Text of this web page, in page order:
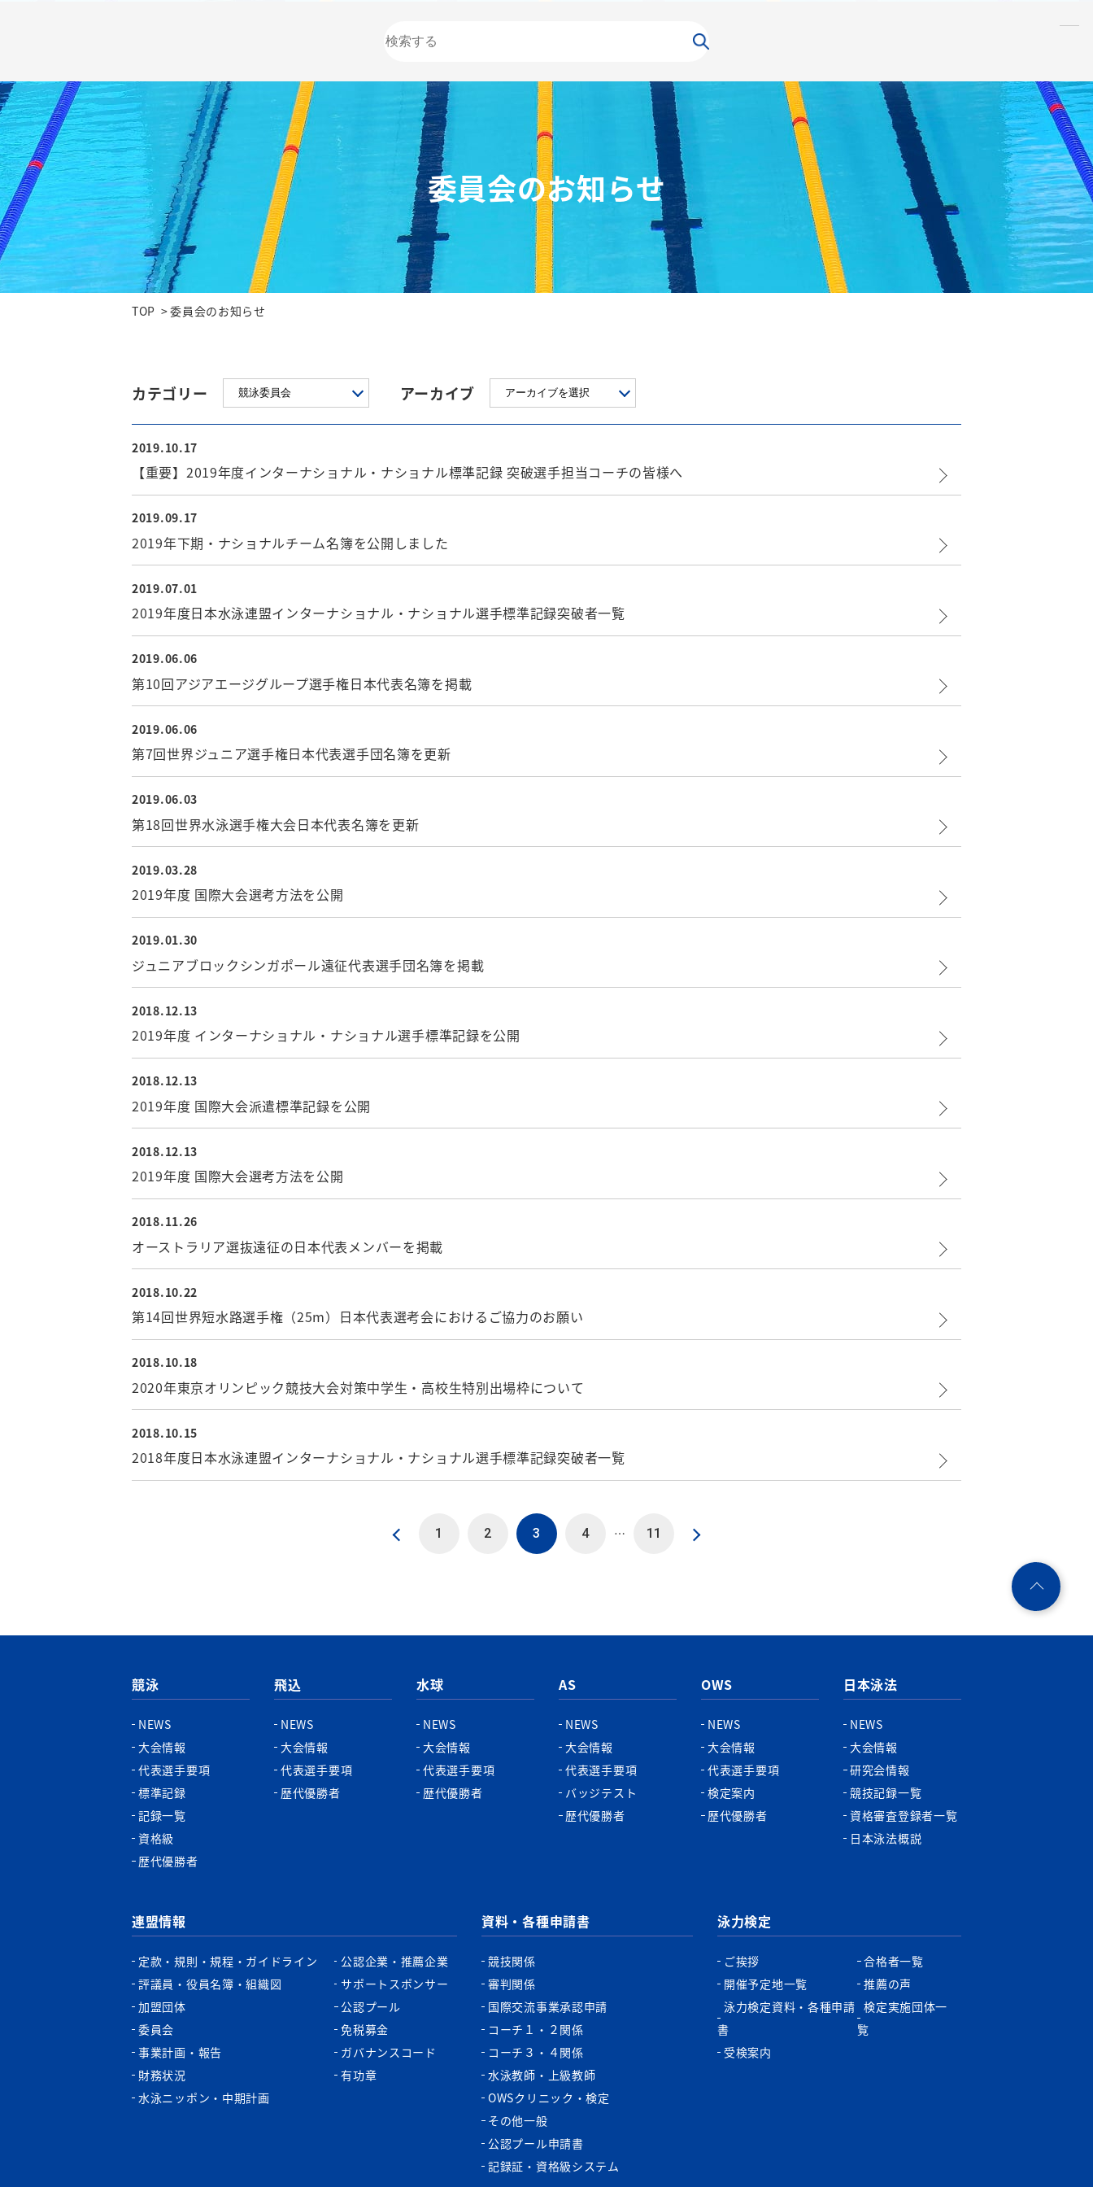
飛込
委員会のお知らせ
TOP 委員会のお知らせ
カテゴリー アーカイブ
2019.10.17
【重要】2019年度インターナショナル・ナショナル標準記録 突破選手担当コーチの皆様へ
2019.09.17
2019年下期・ナショナルチーム名簿を公開しました
2019.07.01
2019年度日本水泳連盟インターナショナル・ナショナル選手標準記録突破者一覧
2019.06.06
第10回アジアエージグループ選手権日本代表名簿を掲載
2019.06.06
第7回世界ジュニア選手権日本代表選手団名簿を更新
2019.06.03
第18回世界水泳選手権大会日本代表名簿を更新
2019.03.28
2019年度 国際大会選考方法を公開
2019.01.30
ジュニアブロックシンガポール遠征代表選手団名簿を掲載
2018.12.13
2019年度 インターナショナル・ナショナル選手標準記録を公開
2018.12.13
2019年度 国際大会派遣標準記録を公開
2018.12.13
2019年度 国際大会選考方法を公開
2018.11.26
オーストラリア選抜遠征の日本代表メンバーを掲載
2018.10.22
第14回世界短水路選手権（25m）日本代表選考会におけるご協力のお願い
2018.10.18
2020年東京オリンピック競技大会対策中学生・高校生特別出場枠について
2018.10.15
2018年度日本水泳連盟インターナショナル・ナショナル選手標準記録突破者一覧
1 2 3 4 … 11
競泳
NEWS
大会情報
代表選手要項
標準記録
記録一覧
資格級
歴代優勝者
飛込
NEWS
大会情報
代表選手要項
歴代優勝者
水球
NEWS
大会情報
代表選手要項
歴代優勝者
AS
NEWS
大会情報
代表選手要項
バッジテスト
歴代優勝者
OWS
NEWS
大会情報
代表選手要項
検定案内
歴代優勝者
日本泳法
NEWS
大会情報
研究会情報
競技記録一覧
資格審査登録者一覧
日本泳法概説
連盟情報
定款・規則・規程・ガイドライン
評議員・役員名簿・組織図
加盟団体
委員会
事業計画・報告
財務状況
水泳ニッポン・中期計画
公認企業・推薦企業
サポートスポンサー
公認プール
免税募金
ガバナンスコード
有功章
資料・各種申請書
競技関係
審判関係
国際交流事業承認申請
コーチ１・２関係
コーチ３・４関係
水泳教師・上級教師
OWSクリニック・検定
その他一般
公認プール申請書
記録証・資格級システム
泳力検定
ご挨拶
開催予定地一覧
泳力検定資料・各種申請
書
受検案内
合格者一覧
推薦の声
検定実施団体一
覧